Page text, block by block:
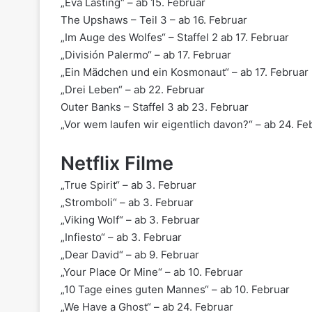
The Upshaws – Teil 3 – ab 16. Februar
„Im Auge des Wolfes“ – Staffel 2 ab 17. Februar
„División Palermo“ – ab 17. Februar
„Ein Mädchen und ein Kosmonaut“ – ab 17. Februar
„Drei Leben“ – ab 22. Februar
Outer Banks – Staffel 3 ab 23. Februar
„Vor wem laufen wir eigentlich davon?“ – ab 24.
Netflix Filme
„True Spirit“ – ab 3. Februar
„Stromboli“ – ab 3. Februar
„Viking Wolf“ – ab 3. Februar
„Infiesto“ – ab 3. Februar
„Dear David“ – ab 9. Februar
„Your Place Or Mine“ – ab 10. Februar
„10 Tage eines guten Mannes“ – ab 10. Februar
„We Have a Ghost“ – ab 24. Februar